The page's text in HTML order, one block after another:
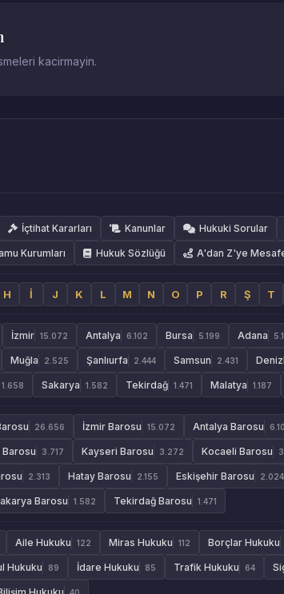
kacirmayin.
İçtihat Kararları Kanunlar Hukuki Sorular
Kurumları Hukuk Sözlüğü A'dan Z'ye
H İ J K L M N O P R Ş T
İzmir 15.072 Antalya 6.102 Bursa 5.199 Adana
Muğla 2.525 Şanlıurfa 2.444 Samsun 2.431
1.658 Sakarya 1.582 Tekirdağ 1.471 Malatya 1.187
26.656 İzmir Barosu 15.072 Antalya Barosu
3.717 Kayseri Barosu 3.272 Kocaeli Barosu
2.313 Hatay Barosu 2.155 Eskişehir Barosu 2.024
Barosu 1.582 Tekirdağ Barosu 1.471
Aile Hukuku 122 Miras Hukuku 112 Borçlar Hukuku
Hukuku 89 İdare Hukuku 85 Trafik Hukuku 64
40